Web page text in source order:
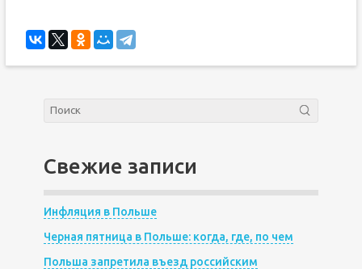
Свежие записи
Инфляция в Польше
Черная пятница в Польше: когда, где, по чем
Польша запретила въезд российским